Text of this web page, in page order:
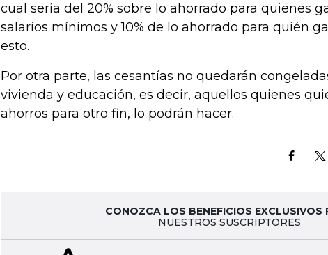
cual sería del 20% sobre lo ahorrado para quienes
salarios mínimos y 10% de lo ahorrado para quién
esto.
Por otra parte, las cesantías no quedarán
vivienda y educación, es decir, aquellos quienes
ahorros para otro fin, lo podrán hacer.
CONOZCA LOS BENEFICIOS EXCLUSIVOS
NUESTROS SUSCRIPTORES